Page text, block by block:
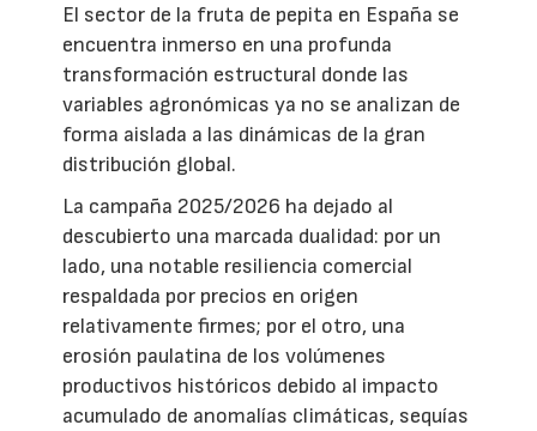
El sector de la fruta de pepita en España se
encuentra inmerso en una profunda
transformación estructural donde las
variables agronómicas ya no se analizan de
forma aislada a las dinámicas de la gran
distribución global.
La campaña 2025/2026 ha dejado al
descubierto una marcada dualidad: por un
lado, una notable resiliencia comercial
respaldada por precios en origen
relativamente firmes; por el otro, una
erosión paulatina de los volúmenes
productivos históricos debido al impacto
acumulado de anomalías climáticas, sequías